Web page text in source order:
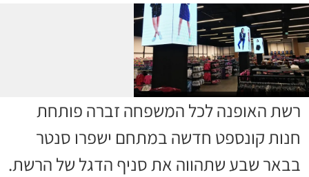
רשת האופנה לכל המשפחה זברה פותחת
חנות קונספט חדשה במתחם ישפרו סנטר
בבאר שבע שתהווה את סניף הדגל של הרשת.